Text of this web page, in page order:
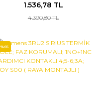
YARDIMCI KONTAKLI 5;5-
8A; BOY S00 ( RAYA
MONTAJLI )
1.536,78 TL
4.390,80 TL
%65